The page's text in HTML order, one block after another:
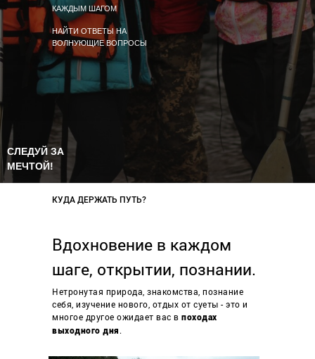
СЛЕДУЙ ЗА
МЕЧТОЙ!
КАЖДЫМ ШАГОМ
НАЙТИ ОТВЕТЫ НА
ВОЛНУЮЩИЕ ВОПРОСЫ
Вдохновение в каждом
шаге, открытии, познании.
Нетронутая природа, знакомства, познание
себя, изучение нового, отдых от суеты - это и
многое другое ожидает вас в походах
выходного дня .
КУДА ДЕРЖАТЬ ПУТЬ?